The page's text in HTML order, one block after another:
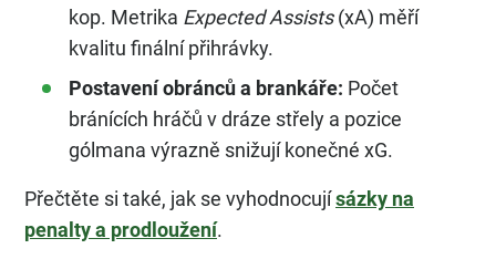
kop. Metrika Expected Assists(xA) měří
kvalitu finální přihrávky.
Postavení obránců a brankáře: Počet
bránících hráčů v dráze střely a pozice
gólmana výrazně snižují konečné xG.
Přečtěte si také, jak se vyhodnocujísázky na
penalty a prodloužení.